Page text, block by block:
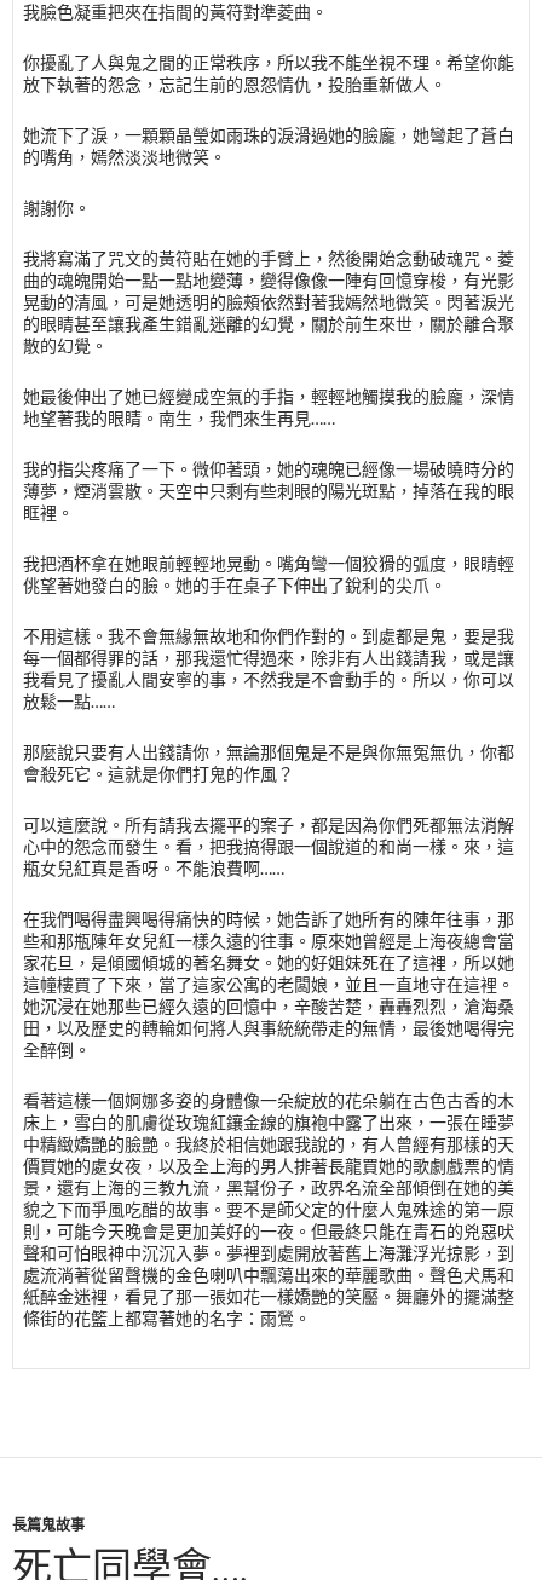
我臉色凝重把夾在指間的黃符對準菱曲。
你擾亂了人與鬼之間的正常秩序，所以我不能坐視不理。希望你能
放下執著的怨念，忘記生前的恩怨情仇，投胎重新做人。
她流下了淚，一顆顆晶瑩如雨珠的淚滑過她的臉龐，她彎起了蒼白
的嘴角，嫣然淡淡地微笑。
謝謝你。
我將寫滿了咒文的黃符貼在她的手臂上，然後開始念動破魂咒。菱
曲的魂魄開始一點一點地變薄，變得像像一陣有回憶穿梭，有光影
晃動的清風，可是她透明的臉頰依然對著我嫣然地微笑。閃著淚光
的眼睛甚至讓我產生錯亂迷離的幻覺，關於前生來世，關於離合聚
散的幻覺。
她最後伸出了她已經變成空氣的手指，輕輕地觸摸我的臉龐，深情
地望著我的眼睛。南生，我們來生再見……
我的指尖疼痛了一下。微仰著頭，她的魂魄已經像一場破曉時分的
薄夢，煙消雲散。天空中只剩有些刺眼的陽光斑點，掉落在我的眼
眶裡。
我把酒杯拿在她眼前輕輕地晃動。嘴角彎一個狡猾的弧度，眼睛輕
佻望著她發白的臉。她的手在桌子下伸出了銳利的尖爪。
不用這樣。我不會無緣無故地和你們作對的。到處都是鬼，要是我
每一個都得罪的話，那我還忙得過來，除非有人出錢請我，或是讓
我看見了擾亂人間安寧的事，不然我是不會動手的。所以，你可以
放鬆一點……
那麼說只要有人出錢請你，無論那個鬼是不是與你無冤無仇，你都
會殺死它。這就是你們打鬼的作風？
可以這麼說。所有請我去擺平的案子，都是因為你們死都無法消解
心中的怨念而發生。看，把我搞得跟一個說道的和尚一樣。來，這
瓶女兒紅真是香呀。不能浪費啊……
在我們喝得盡興喝得痛快的時候，她告訴了她所有的陳年往事，那
些和那瓶陳年女兒紅一樣久遠的往事。原來她曾經是上海夜總會當
家花旦，是傾國傾城的著名舞女。她的好姐妹死在了這裡，所以她
這幢樓買了下來，當了這家公寓的老闆娘，並且一直地守在這裡。
她沉浸在她那些已經久遠的回憶中，辛酸苦楚，轟轟烈烈，滄海桑
田，以及歷史的轉輪如何將人與事統統帶走的無情，最後她喝得完
全醉倒。
看著這樣一個婀娜多姿的身體像一朵綻放的花朵躺在古色古香的木
床上，雪白的肌膚從玫瑰紅鑲金線的旗袍中露了出來，一張在睡夢
中精緻嬌艷的臉艷。我終於相信她跟我說的，有人曾經有那樣的天
價買她的處女夜，以及全上海的男人排著長龍買她的歌劇戲票的情
景，還有上海的三教九流，黑幫份子，政界名流全部傾倒在她的美
貌之下而爭風吃醋的故事。要不是師父定的什麼人鬼殊途的第一原
則，可能今天晚會是更加美好的一夜。但最終只能在青石的兇惡吠
聲和可怕眼神中沉沉入夢。夢裡到處開放著舊上海灘浮光掠影，到
處流淌著從留聲機的金色喇叭中飄蕩出來的華麗歌曲。聲色犬馬和
紙醉金迷裡，看見了那一張如花一樣嬌艷的笑靨。舞廳外的擺滿整
條街的花籃上都寫著她的名字：雨鶯。
長篇鬼故事
死亡同學會….